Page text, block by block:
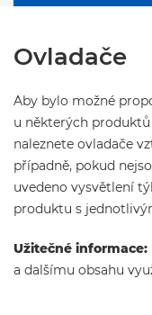
Ovladače
Aby bylo možné
u některých
naleznete ovladače
případně, pokud
uvedeno vysvětlení
produktu s
Užitečné informace:
a dalšímu obsahu